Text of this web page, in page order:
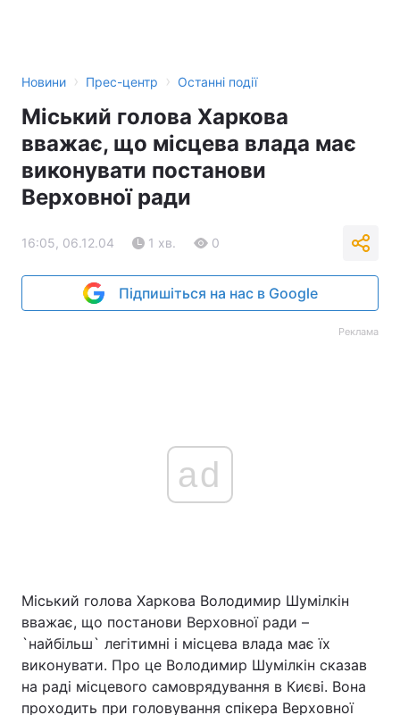
Новини › Прес-центр › Останні події
Міський голова Харкова
вважає, що місцева влада має
виконувати постанови
Верховної ради
16:05, 06.12.04 1 хв. 0
Підпишіться на нас в Google
Реклама
ad
Міський голова Харкова Володимир Шумілкін
вважає, що постанови Верховної ради –
`найбільш` легітимні і місцева влада має їх
виконувати. Про це Володимир Шумілкін сказав
на раді місцевого самоврядування в Києві. Вона
проходить при головування спікера Верховної